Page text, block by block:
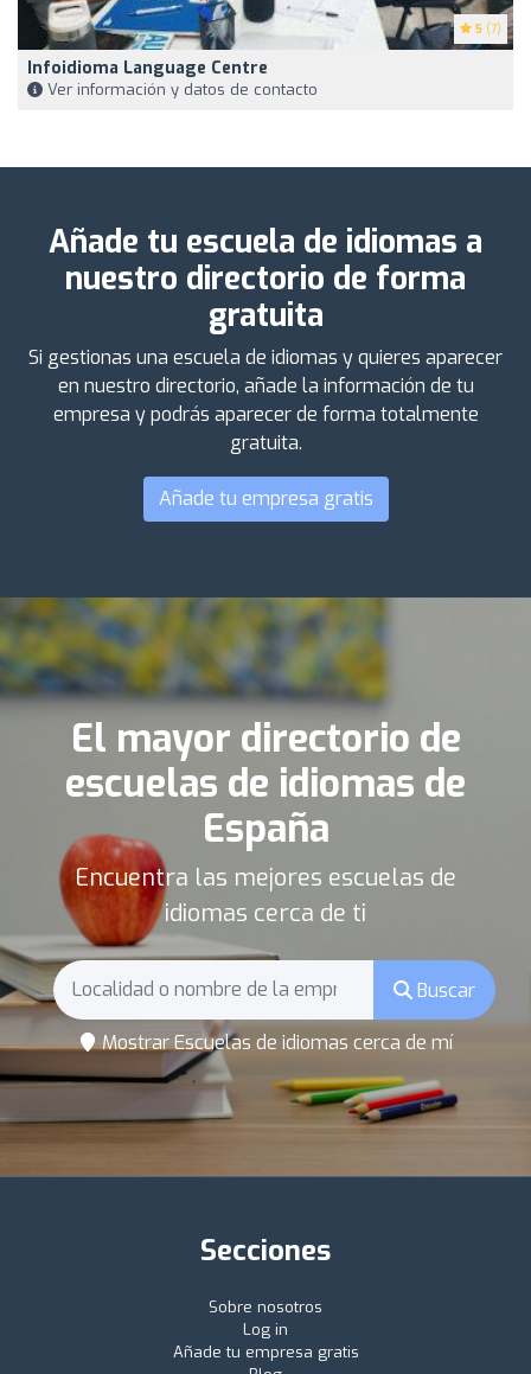
5 (7)
Infoidioma Language Centre
Ver información y datos de contacto
Añade tu escuela de idiomas a
nuestro directorio de forma
gratuita
Si gestionas una escuela de idiomas y quieres aparecer
en nuestro directorio, añade la información de tu
empresa y podrás aparecer de forma totalmente
gratuita.
Añade tu empresa gratis
El mayor directorio de
escuelas de idiomas de
España
Encuentra las mejores escuelas de
idiomas cerca de ti
Buscar
Mostrar Escuelas de idiomas cerca de mí
Secciones
Sobre nosotros
Log in
Añade tu empresa gratis